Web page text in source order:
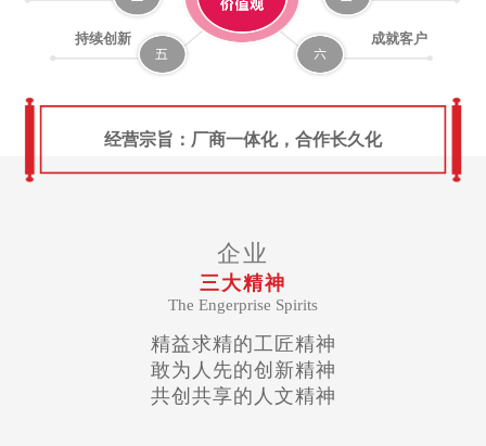
持续创新 成就客户
经营宗旨：厂商一体化，合作长久化
企业
三大精神
The Engerprise Spirits
精益求精的工匠精神
敢为人先的创新精神
共创共享的人文精神